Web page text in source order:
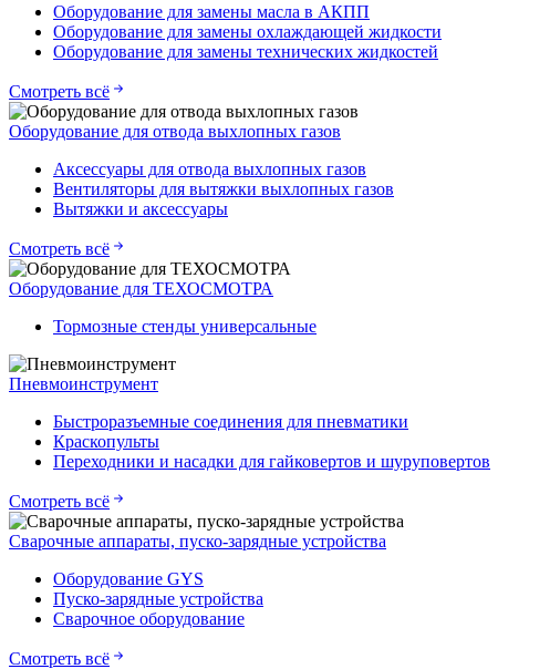
Оборудование для замены масла в АКПП
Оборудование для замены охлаждающей жидкости
Оборудование для замены технических жидкостей
Смотреть всё
Оборудование для отвода выхлопных газов
Аксессуары для отвода выхлопных газов
Вентиляторы для вытяжки выхлопных газов
Вытяжки и аксессуары
Смотреть всё
Оборудование для ТЕХОСМОТРА
Тормозные стенды универсальные
Пневмоинструмент
Быстроразъемные соединения для пневматики
Краскопульты
Переходники и насадки для гайковертов и шуруповертов
Смотреть всё
Сварочные аппараты, пуско-зарядные устройства
Оборудование GYS
Пуско-зарядные устройства
Сварочное оборудование
Смотреть всё